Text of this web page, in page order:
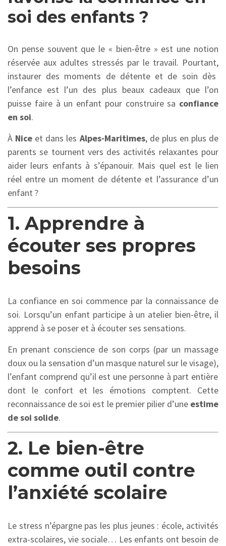
soi des enfants ?
On pense souvent que le « bien-être » est une notion
réservée aux adultes stressés par le travail. Pourtant,
instaurer des moments de détente et de soin dès
l’enfance est l’un des plus beaux cadeaux que l’on
puisse faire à un enfant pour construire sa confiance
en soi.
À Nice et dans les Alpes-Maritimes,de plus en plus de
parents se tournent vers des activités relaxantes pour
aider leurs enfants à s’épanouir. Mais quel est le lien
réel entre un moment de détente et l’assurance d’un
enfant ?
1. Apprendre à
écouter ses propres
besoins
La confiance en soi commence par la connaissance de
soi. Lorsqu’un enfant participe à un atelier bien-être, il
apprend à se poser et à écouter ses sensations.
En prenant conscience de son corps (par un massage
doux ou la sensation d’un masque naturel sur le visage),
l’enfant comprend qu’il est une personne à part entière
dont le confort et les émotions comptent. Cette
reconnaissance de soi est le premier pilier d’une estime
de soi solide.
2. Le bien-être
comme outil contre
l’anxiété scolaire
Le stress n’épargne pas les plus jeunes : école, activités
extra-scolaires, vie sociale… Les enfants ont besoin de